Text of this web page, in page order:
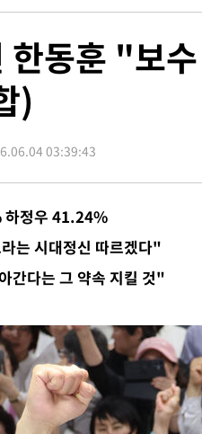
란' 축구협회 "실망과 걱정 안겨드
0.6% 나스닥 1.3%↑
9뿌리 발견…감정가 1.3억원
종 60대, 닷새 만에 숨진 채 발견
트 전복…1명 사망·1명 실종
낮 최고 35도' 무더위, 열대야 계속
접대 논란 사과…쇄신의 기회로 삼겠
논란' 축구협회 "실망과 걱정 안겨드
0.6% 나스닥 1.3%↑
한동훈 "보
)
03:39:43
정우 41.24%
는 시대정신 따르겠다"
간다는 그 약속 지킬 것"